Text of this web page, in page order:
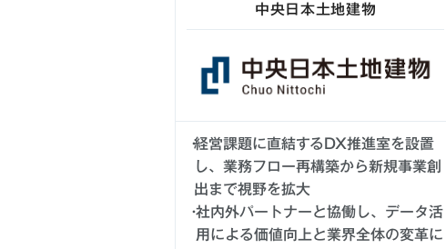
中央日本土地建物
経営課題に直結するDX推進室を設置
し、業務フロー再構築から新規事業創
出まで視野を拡大
社内外パートナーと協働し、データ活
用による価値向上と業界全体の変革に